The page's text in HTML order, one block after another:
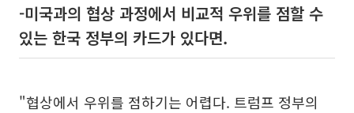
-미국과의 협상 과정에서 비교적 우위를 점할 수
있는 한국 정부의 카드가 있다면.
"협상에서 우위를 점하기는 어렵다. 트럼프 정부의